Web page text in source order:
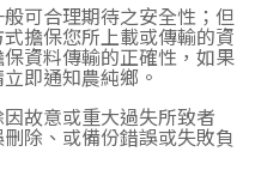
可合理期待之安全性；但
擔保您所上載或傳輸的資
資料傳輸的正確性，如果
即通知農純鄉。
故意或重大過失所致者
除、或備份錯誤或失敗負